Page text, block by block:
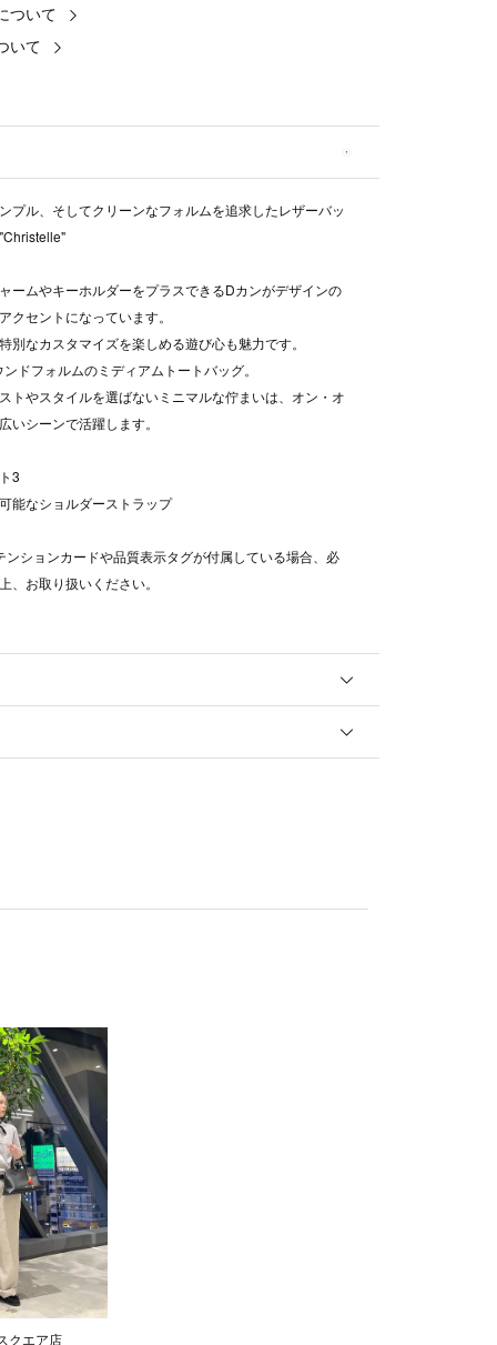
ついて
いて
プル、そしてクリーンなフォルムを追求したレザーバッ
ームやキーホルダーをプラスできるDカンがデザインの
クセントになっています。
別なカスタマイズを楽しめる遊び心も魅力です。
ドフォルムのミディアムトートバッグ。
トやスタイルを選ばないミニマルな佇まいは、オン・オ
いシーンで活躍します。
3
能なショルダーストラップ
ンションカードや品質表示タグが付属している場合、必
、お取り扱いください。
クエア店